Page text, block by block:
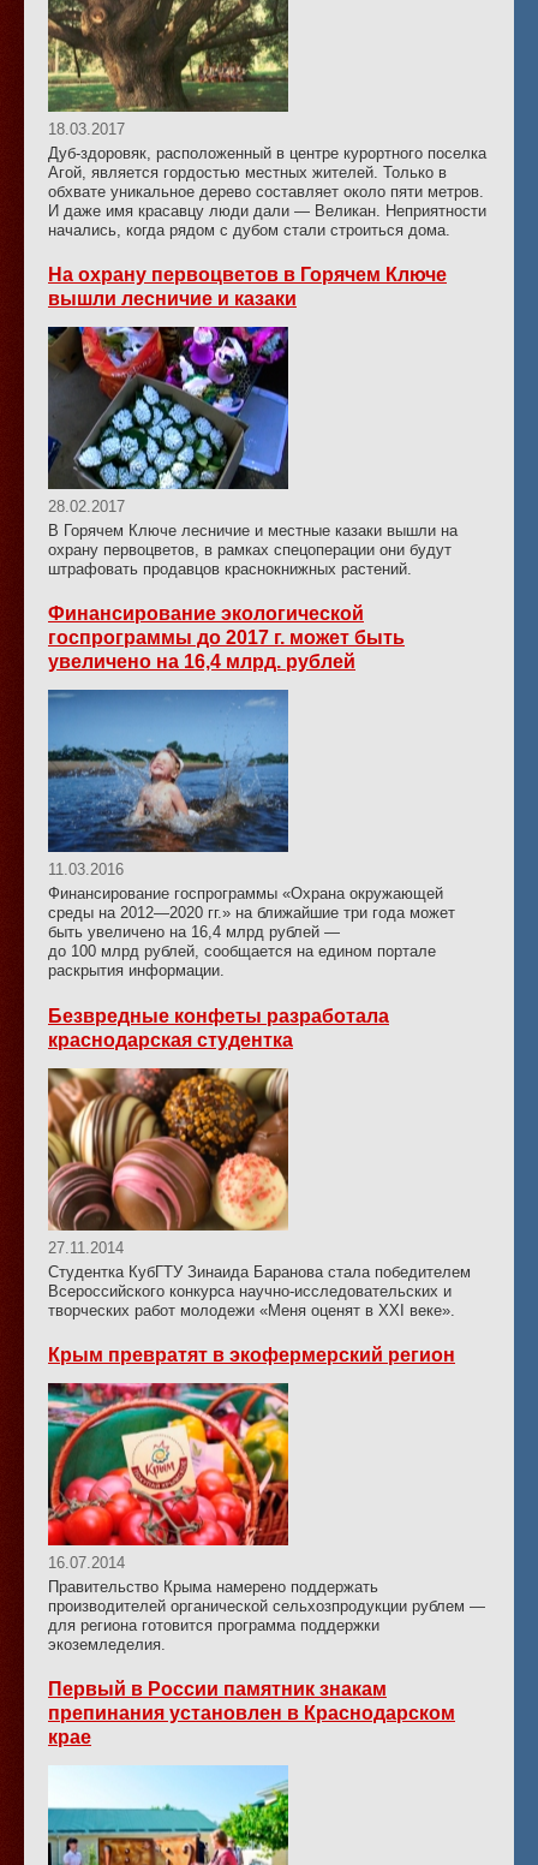
18.03.2017
Дуб-здоровяк, расположенный в центре курортного поселка
Агой, является гордостью местных жителей. Только в
обхвате уникальное дерево составляет около пяти метров.
И даже имя красавцу люди дали — Великан. Неприятности
начались, когда рядом с дубом стали строиться дома.
На охрану первоцветов в Горячем Ключе
вышли лесничие и казаки
28.02.2017
В Горячем Ключе лесничие и местные казаки вышли на
охрану первоцветов, в рамках спецоперации они будут
штрафовать продавцов краснокнижных растений.
Финансирование экологической
госпрограммы до 2017 г. может быть
увеличено на 16,4 млрд. рублей
11.03.2016
Финансирование госпрограммы «Охрана окружающей
среды на 2012—2020 гг.» на ближайшие три года может
быть увеличено на 16,4 млрд рублей —
до 100 млрд рублей, сообщается на едином портале
раскрытия информации.
Безвредные конфеты разработала
краснодарская студентка
27.11.2014
Студентка КубГТУ Зинаида Баранова стала победителем
Всероссийского конкурса научно-исследовательских и
творческих работ молодежи «Меня оценят в ХХI веке».
Крым превратят в экофермерский регион
16.07.2014
Правительство Крыма намерено поддержать
производителей органической сельхозпродукции рублем —
для региона готовится программа поддержки
экоземледелия.
Первый в России памятник знакам
препинания установлен в Краснодарском
крае